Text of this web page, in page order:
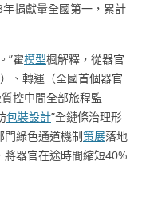
捐獻量全國第一，累計
”霍模型楓解釋，從器官
、轉運（全國首個器官
控中間全部旅程監
包裝設計”全鏈條治理形
綠色通道機制策展落地
將器官在途時間縮短40%